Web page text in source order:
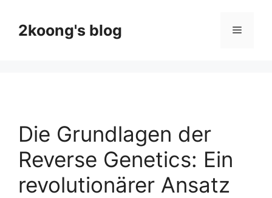
content2koong's blog Menu
Die Grundlagen der
Reverse Genetics: Ein
revolutionärer Ansatz